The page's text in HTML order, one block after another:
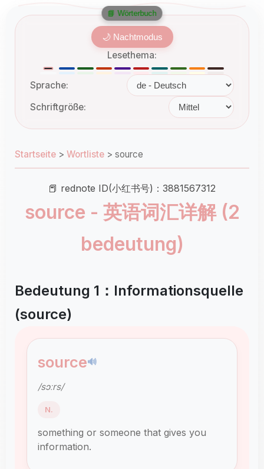
🌙 Nachtmodus
Lesethema:
Sprache:
Schriftgröße:
Startseite > Wortliste > source
📕 rednote ID(小红书号)：3881567312
source - 英语词汇详解 (2
bedeutung)
Bedeutung 1：Informationsquelle
(source)
source🔊
/sɔːrs/
N.
something or someone that gives you
information.
📘 Wörterbuch